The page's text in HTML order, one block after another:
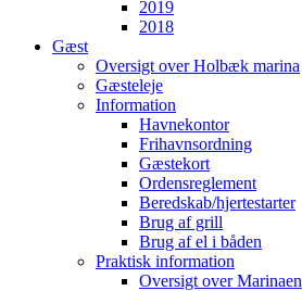
2019
2018
Gæst
Oversigt over Holbæk marina
Gæsteleje
Information
Havnekontor
Frihavnsordning
Gæstekort
Ordensreglement
Beredskab/hjertestarter
Brug af grill
Brug af el i båden
Praktisk information
Oversigt over Marinaen